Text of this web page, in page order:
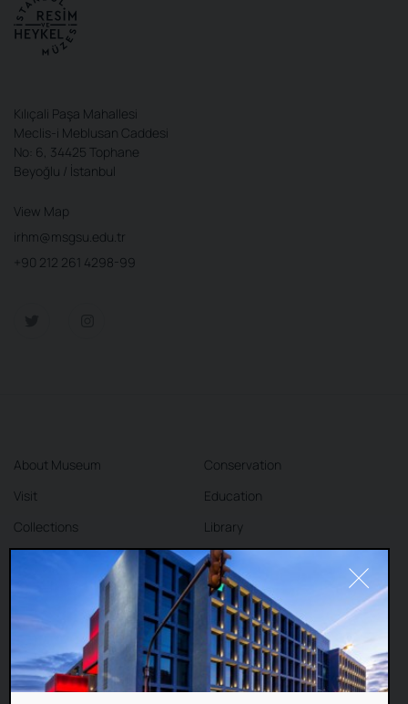
Kılıçali Paşa Mahallesi
Meclis-i Meblusan Caddesi
No: 6, 34425 Tophane
Beyoğlu / İstanbul
View Map
irhm@msgsu.edu.tr
+90 212 261 4298-99
About Museum
Visit
Collections
Conservation
Education
Library
Cafe
Shop
Contact
DEAR VISITORS,